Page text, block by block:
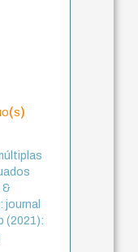
&
journal
(2021):